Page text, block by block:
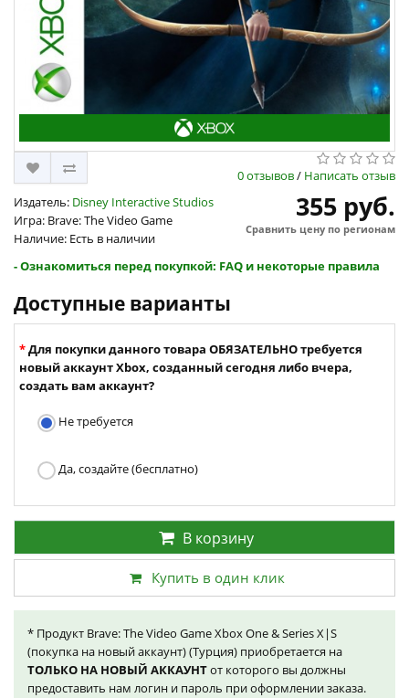
0 отзывов/ Написать отзыв
Издатель: Disney Interactive Studios
Игра: Brave: The Video Game
Наличие: Есть в наличии
355 руб.
Сравнить цену по регионам
- Ознакомиться перед покупкой: FAQ и некоторые правила
Доступные варианты
Для покупки данного товара ОБЯЗАТЕЛЬНО требуется
новый аккаунт Xbox, созданный сегодня либо вчера,
создать вам аккаунт?
Не требуется
Да, создайте (бесплатно)
В корзину
Купить в один клик
* Продукт Brave: The Video Game Xbox One & Series X|S
(покупка на новый аккаунт) (Турция) приобретается на
ТОЛЬКО НА НОВЫЙ АККАУНТот которого вы должны
предоставить нам логин и пароль при оформлении заказа.